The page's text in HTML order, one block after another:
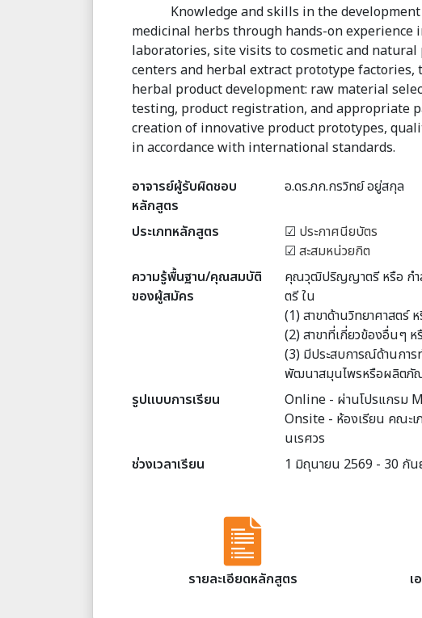
Knowledge and skills in the
medicinal herbs through hands-on experience
laboratories, site visits to cosmetic and natural
centers and herbal extract prototype factories,
herbal product development: raw material
testing, product registration, and appropriate
creation of innovative product prototypes,
in accordance with international standards.
อาจารย์ผู้รับผิดชอบ
หลักสูตร
อ.ดร.ภก.กรวิทย์ อยู่สกุล
ประเภทหลักสูตร ☑ ประกาศนียบัตร
☑ สะสมหน่วยกิต
ความรู้พื้นฐาน/คุณสมบัติ
ของผู้สมัคร
คุณวุฒิปริญญาตรี หรือ ก
ตรี ใน
(1) สาขาด้านวิทยาศาสตร์
(2) สาขาที่เกี่ยวข้องอื่นๆ ห
(3) มีประสบการณ์ด้านกา
พัฒนาสมุนไพรหรือผลิตภั
รูปแบบการเรียน
Online - ผ่านโปรแกรม
Onsite - ห้องเรียน คณะเ
นเรศวร
ช่วงเวลาเรียน
1 มิถุนายน 2569 - 30 กัน
รายละเอียดหลักสูตร เ